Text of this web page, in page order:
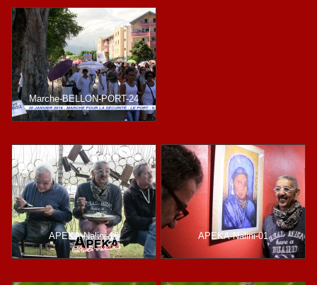
Marche-BELLON-PORT-24
APEKA-Nalini-16 APEKA-Nalini-01